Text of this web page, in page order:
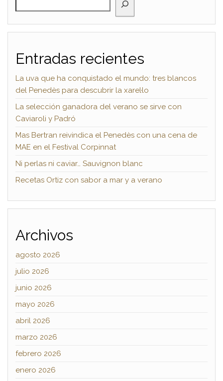
Entradas recientes
La uva que ha conquistado el mundo: tres blancos
del Penedès para descubrir la xarel·lo
La selección ganadora del verano se sirve con
Caviaroli y Padró
Mas Bertran reivindica el Penedès con una cena de
MAE en el Festival Corpinnat
Ni perlas ni caviar… Sauvignon blanc
Recetas Ortiz con sabor a mar y a verano
Archivos
agosto 2026
julio 2026
junio 2026
mayo 2026
abril 2026
marzo 2026
febrero 2026
enero 2026